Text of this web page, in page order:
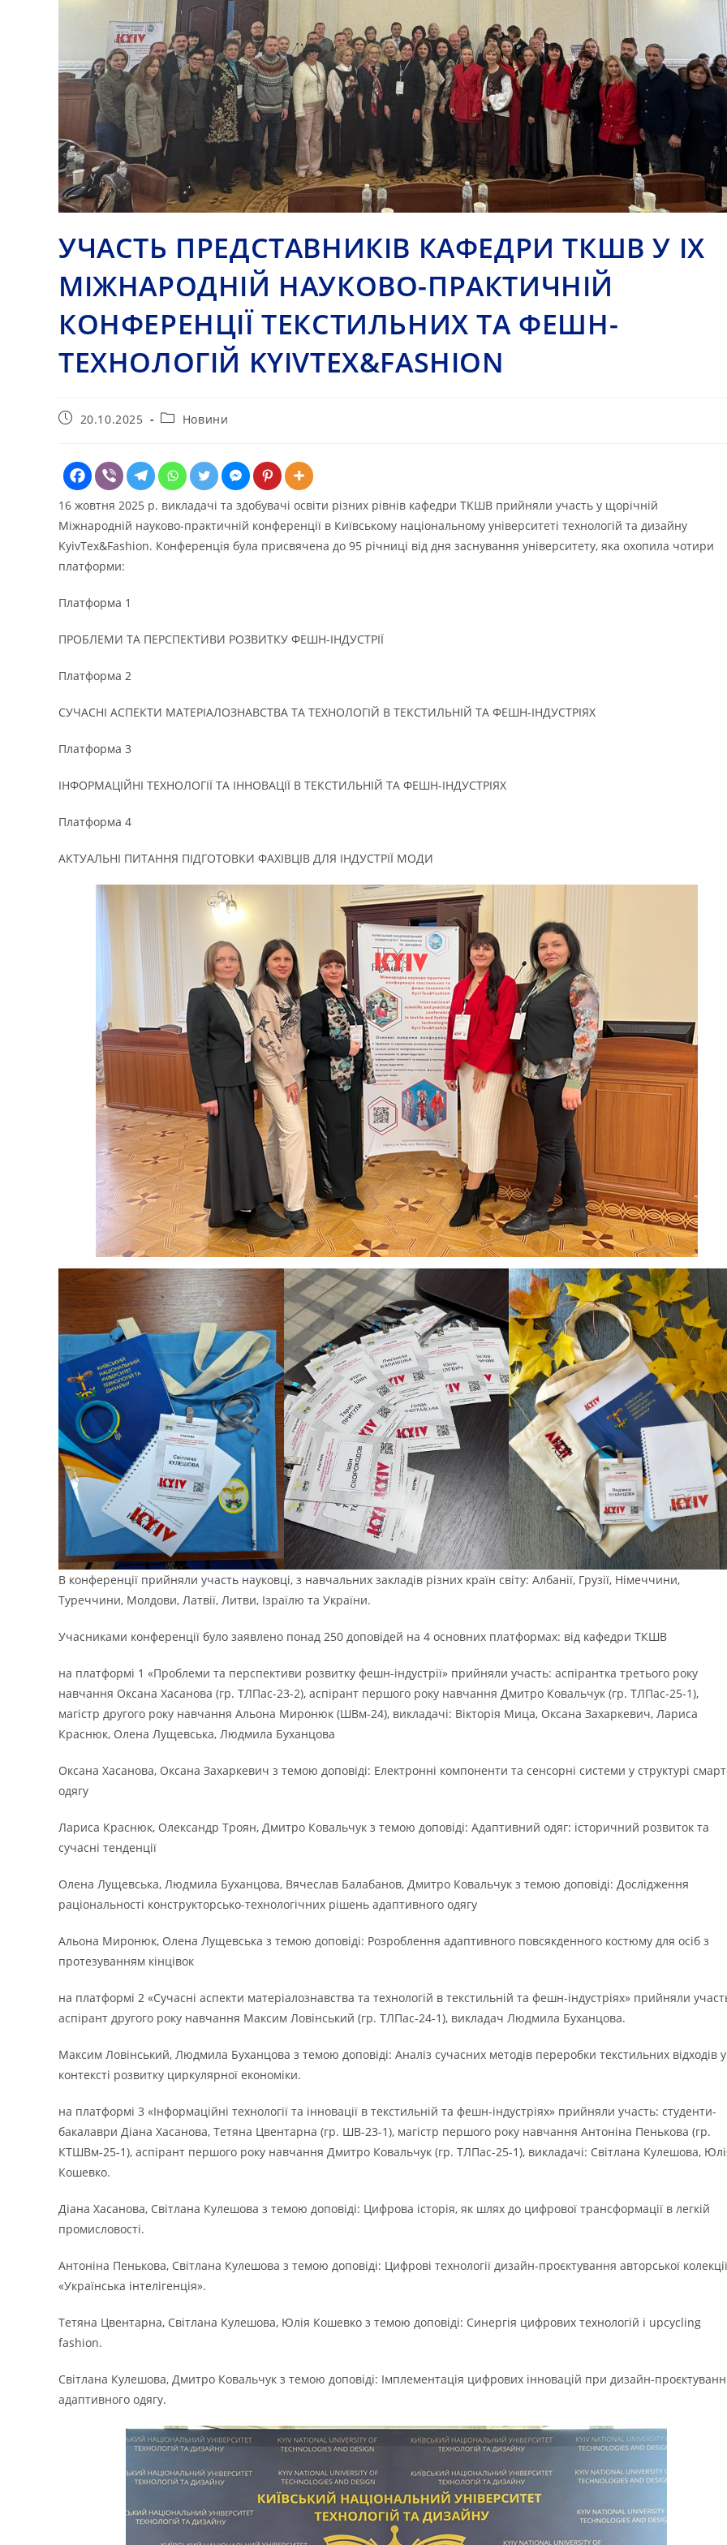
УЧАСТЬ ПРЕДСТАВНИКІВ КАФЕДРИ ТКШВ У IХ
МІЖНАРОДНІЙ НАУКОВО-ПРАКТИЧНІЙ
КОНФЕРЕНЦІЇ ТЕКСТИЛЬНИХ ТА ФЕШН-
ТЕХНОЛОГІЙ KYIVTEX&FASHION
Запис20.10.2025
Категорія
Новини
16 жовтня 2025 р. викладачі та здобувачі освіти різних рівнів кафедри ТКШВ прийняли участь у щорічній
Міжнародній науково-практичній конференції в Київському національному університеті технологій та дизайну
KyivTex&Fashion. Конференція була присвячена до 95 річниці від дня заснування університету, яка охопила чотири
платформи:
Платформа 1
ПРОБЛЕМИ ТА ПЕРСПЕКТИВИ РОЗВИТКУ ФЕШН-ІНДУСТРІЇ
Платформа 2
СУЧАСНІ АСПЕКТИ МАТЕРІАЛОЗНАВСТВА ТА ТЕХНОЛОГІЙ В ТЕКСТИЛЬНІЙ ТА ФЕШН-ІНДУСТРІЯХ
Платформа 3
ІНФОРМАЦІЙНІ ТЕХНОЛОГІЇ ТА ІННОВАЦІЇ В ТЕКСТИЛЬНІЙ ТА ФЕШН-ІНДУСТРІЯХ
Платформа 4
АКТУАЛЬНІ ПИТАННЯ ПІДГОТОВКИ ФАХІВЦІВ ДЛЯ ІНДУСТРІЇ МОДИ
В конференції прийняли участь науковці, з навчальних закладів різних країн світу: Албанії, Грузії, Німеччини,
Туреччини, Молдови, Латвії, Литви, Ізраїлю та України.
Учасниками конференції було заявлено понад 250 доповідей на 4 основних платформах: від кафедри ТКШВ
на платформі 1 «Проблеми та перспективи розвитку фешн-індустрії» прийняли участь: аспірантка третього року
навчання Оксана Хасанова (гр. ТЛПас-23-2), аспірант першого року навчання Дмитро Ковальчук (гр. ТЛПас-25-1),
магістр другого року навчання Альона Миронюк (ШВм-24), викладачі: Вікторія Мица, Оксана Захаркевич, Лариса
Краснюк, Олена Лущевська, Людмила Буханцова
Оксана Хасанова, Оксана Захаркевич з темою доповіді: Електронні компоненти та сенсорні системи у структурі
одягу
Лариса Краснюк, Олександр Троян, Дмитро Ковальчук з темою доповіді: Адаптивний одяг: історичний розвиток та
сучасні тенденції
Олена Лущевська, Людмила Буханцова, Вячеслав Балабанов, Дмитро Ковальчук з темою доповіді: Дослідження
раціональності конструкторсько-технологічних рішень адаптивного одягу
Альона Миронюк, Олена Лущевська з темою доповіді: Розроблення адаптивного повсякденного костюму для осіб з
протезуванням кінцівок
на платформі 2 «Сучасні аспекти матеріалознавства та технологій в текстильній та фешн-індустріях» прийняли
аспірант другого року навчання Максим Ловінський (гр. ТЛПас-24-1), викладач Людмила Буханцова.
Максим Ловінський, Людмила Буханцова з темою доповіді: Аналіз сучасних методів переробки текстильних відходів у
контексті розвитку циркулярної економіки.
на платформі 3 «Інформаційні технології та інновації в текстильній та фешн-індустріях» прийняли участь: студенти-
бакалаври Діана Хасанова, Тетяна Цвентарна (гр. ШВ-23-1), магістр першого року навчання Антоніна Пенькова (гр.
КТШВм-25-1), аспірант першого року навчання Дмитро Ковальчук (гр. ТЛПас-25-1), викладачі: Світлана Кулешова,
Кошевко.
Діана Хасанова, Світлана Кулешова з темою доповіді: Цифрова історія, як шлях до цифрової трансформації в легкій
промисловості.
Антоніна Пенькова, Світлана Кулешова з темою доповіді: Цифрові технології дизайн-проєктування авторської колекції
«Українська інтелігенція».
Тетяна Цвентарна, Світлана Кулешова, Юлія Кошевко з темою доповіді: Синергія цифрових технологій і upcycling
fashion.
Світлана Кулешова, Дмитро Ковальчук з темою доповіді: Імплементація цифрових інновацій при дизайн-
адаптивного одягу.